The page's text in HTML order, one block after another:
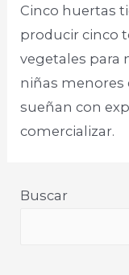
Cinco huertas
producir cinco
vegetales para
niñas menores
sueñan con
comercializar.
Buscar